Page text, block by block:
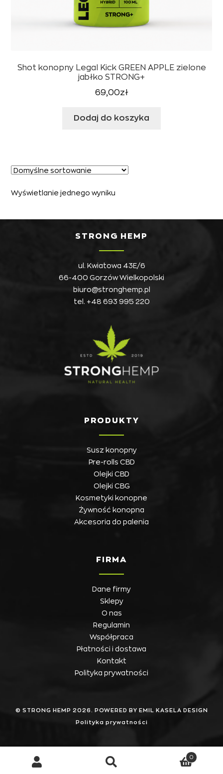
Shot konopny Legal Kick GREEN APPLE zielone
jabłko STRONG+
69,00zł
Dodaj do koszyka
Wyświetlanie jednego wyniku
STRONG HEMP
ul. Kwiatowa 43E/6
66-400 Gorzów Wielkopolski
biuro@stronghemp.pl
tel. +48 693 995 220
PRODUKTY
Susz konopny
Pre-rolls CBD
Olejki CBD
Olejki CBG
Kosmetyki konopne
Żywność konopna
Akcesoria do palenia
FIRMA
Dane firmy
Sklepy
O nas
Regulamin
Współpraca
Płatności i dostawa
Kontakt
Polityka prywatności
© STRONG HEMP 2026. POWERED BY EMIL KASELA DESIGN
Polityka prywatności
0